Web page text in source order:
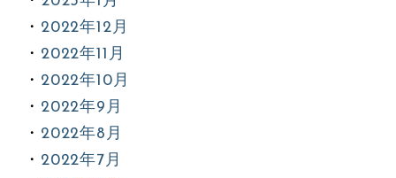
2022年12月
2022年11月
2022年10月
2022年9月
2022年8月
2022年7月